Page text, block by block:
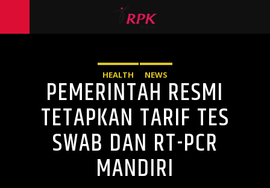
HEALTH NEWS
PEMERINTAH RESMI
TETAPKAN TARIF TES
SWAB DAN RT-PCR
MANDIRI